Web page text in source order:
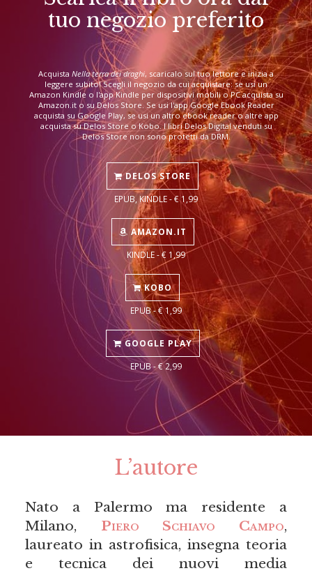
tuo negozio preferito
Acquista Nella terra dei draghi, scaricalo sul tuo lettore e inizia a
leggere subito! Scegli il negozio da cui acquistare: se usi un
Amazon Kindle o l'app Kindle per dispositivi mobili o PC acquista su
Amazon.it o su Delos Store. Se usi l'app Google Ebook Reader
acquista su Google Play, se usi un altro ebook reader o altre app
acquista su Delos Store o Kobo. I libri Delos Digital venduti su
Delos Store non sono protetti da DRM.
DELOS STORE
EPUB, KINDLE - € 1,99
AMAZON.IT
KINDLE - € 1,99
KOBO
EPUB - € 1,99
GOOGLE PLAY
EPUB - € 2,99
L’autore
Nato a Palermo ma residente a
Milano, Piero Schiavo Campo,
laureato in astrofisica, insegna teoria
e tecnica dei nuovi media